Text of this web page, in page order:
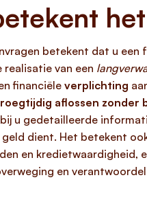
betekent dat u
realisatie van een
financiëleverplichting
aflossen zonder
u gedetailleerde
dient. Het betekent
en kredietwaardigheid,
en